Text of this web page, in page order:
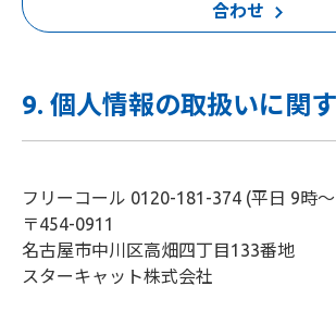
合わせ
9. 個人情報の取扱いに関
フリーコール 0120-181-374 (平日 9時
〒454-0911
名古屋市中川区高畑四丁目133番地
スターキャット株式会社